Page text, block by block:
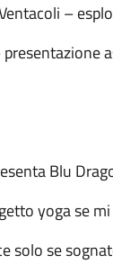
–
presentazione
Blu
yoga se
solo se